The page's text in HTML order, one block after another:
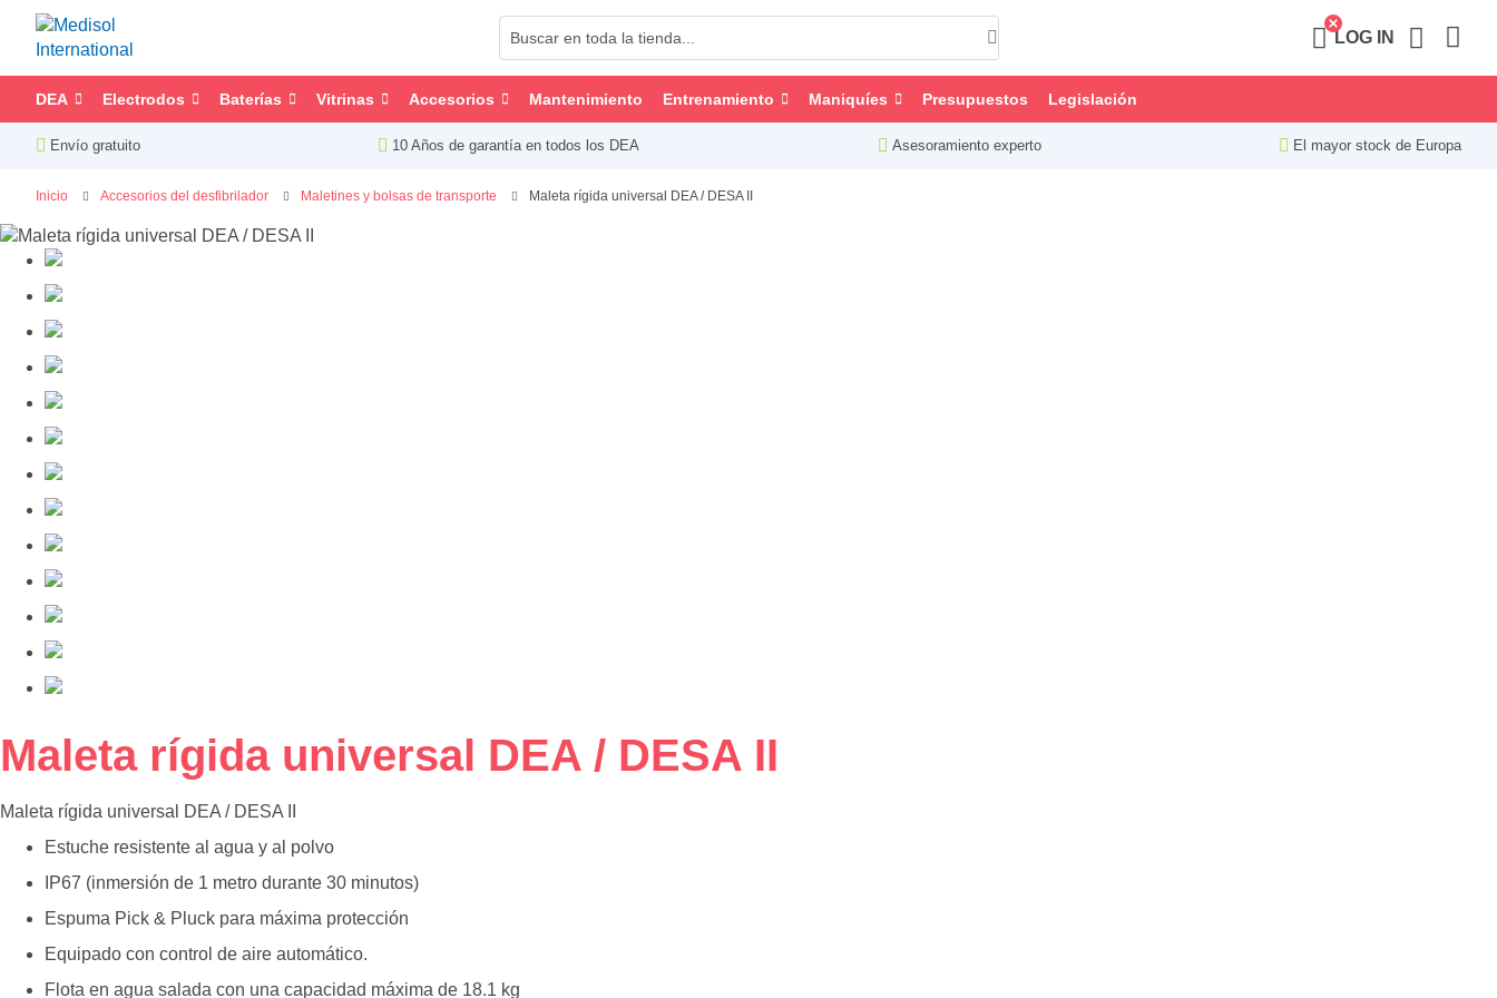
LOG IN
DEA Electrodos Baterías Vitrinas Accesorios Mantenimiento Entrenamiento Maniquíes Presupuestos Legislación
Envío gratuito 10 Años de garantía en todos los DEA Asesoramiento experto El mayor stock de Europa
Inicio Accesorios del desfibrilador Maletines y bolsas de transporte Maleta rígida universal DEA / DESA II
Saltar
galería
imágenes
Saltar
al
de
imágenes
Maleta rígida universal DEA / DESA II
Maleta rígida universal DEA / DESA II
Estuche resistente al agua y al polvo
IP67 (inmersión de 1 metro durante 30 minutos)
Espuma Pick & Pluck para máxima protección
Equipado con control de aire automático.
Flota en agua salada con una capacidad máxima de 18.1 kg